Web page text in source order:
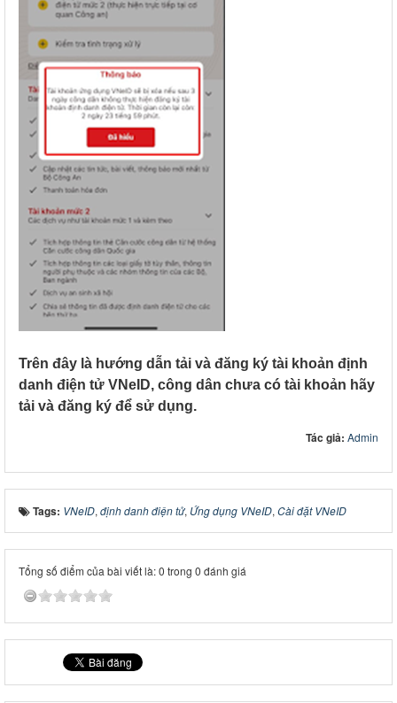
Trên đây là hướng dẫn tải và đăng ký tài khoản định
danh điện tử VNeID, công dân chưa có tài khoản hãy
tải và đăng ký để sử dụng.
Tác giả: Admin
Tags: VNeID, định danh điện tử, Ứng dụng VNeID, Cài đặt VNeID
Tổng số điểm của bài viết là: 0 trong 0 đánh giá